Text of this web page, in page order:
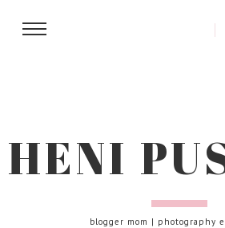
HENI
blogger mom | photography